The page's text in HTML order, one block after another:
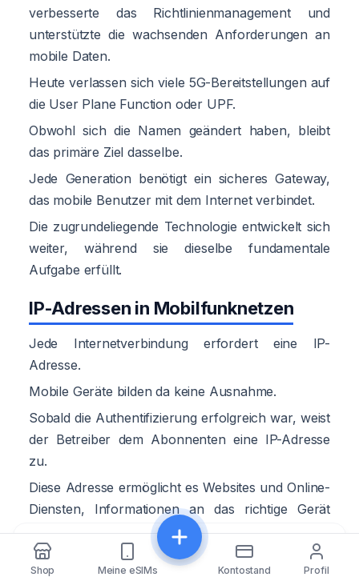
verbesserte das Richtlinienmanagement und
unterstützte die wachsenden Anforderungen an
mobile Daten.
Heute verlassen sich viele 5G-Bereitstellungen auf
die User Plane Function oder UPF.
Obwohl sich die Namen geändert haben, bleibt
das primäre Ziel dasselbe.
Jede Generation benötigt ein sicheres Gateway,
das mobile Benutzer mit dem Internet verbindet.
Die zugrundeliegende Technologie entwickelt sich
weiter, während sie dieselbe fundamentale
Aufgabe erfüllt.
IP-Adressen in Mobilfunknetzen
Jede Internetverbindung erfordert eine IP-
Adresse.
Mobile Geräte bilden da keine Ausnahme.
Sobald die Authentifizierung erfolgreich war, weist
der Betreiber dem Abonnenten eine IP-Adresse
zu.
Diese Adresse ermöglicht es Websites und Online-
Diensten, Informationen an das richtige Gerät
zurückzusenden.
Im Gegensatz zu Heim-Breitbandverbindungen
ändern sich mobile IP-Adressen häufig, wenn
Shop Meine eSIMs Kontostand Profil